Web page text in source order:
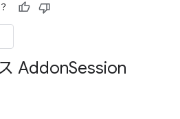
AddonSession